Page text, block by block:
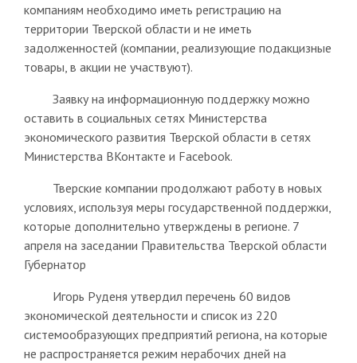
компаниям необходимо иметь регистрацию на
территории Тверской области и не иметь
задолженностей (компании, реализующие подакцизные
товары, в акции не участвуют).
Заявку на информационную поддержку можно
оставить в социальных сетях Министерства
экономического развития Тверской области в сетях
Министерства ВКонтакте и Facebook.
Тверские компании продолжают работу в новых
условиях, используя меры государственной поддержки,
которые дополнительно утверждены в регионе. 7
апреля на заседании Правительства Тверской области
Губернатор
Игорь Руденя утвердил перечень 60 видов
экономической деятельности и список из 220
системообразующих предприятий региона, на которые
не распространяется режим нерабочих дней на